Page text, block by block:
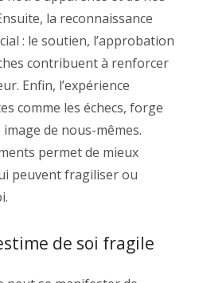
la reconnaissance
: le soutien, l’approbation
contribuent à renforcer
Enfin, l’expérience
comme les échecs, forge
de nous-mêmes.
permet de mieux
peuvent fragiliser ou
de soi fragile